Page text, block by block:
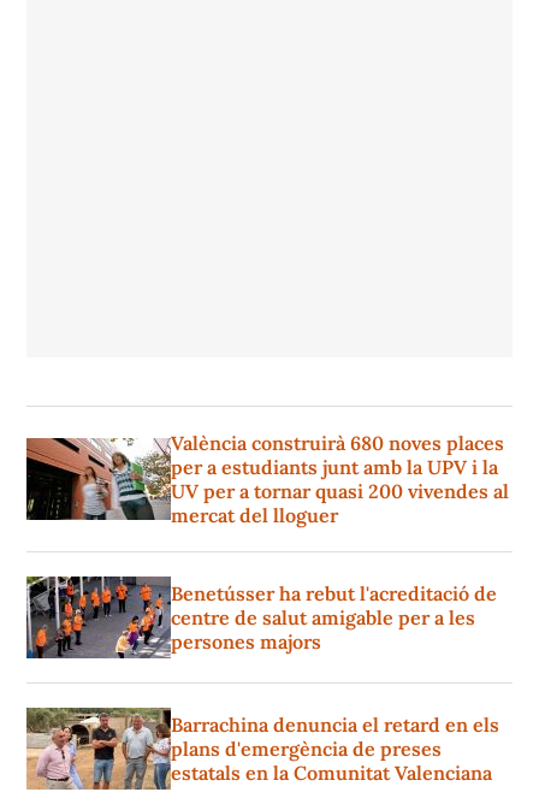
València construirà 680 noves places
per a estudiants junt amb la UPV i la
UV per a tornar quasi 200 vivendes al
mercat del lloguer
Benetússer ha rebut l'acreditació de
centre de salut amigable per a les
persones majors
Barrachina denuncia el retard en els
plans d'emergència de preses
estatals en la Comunitat Valenciana